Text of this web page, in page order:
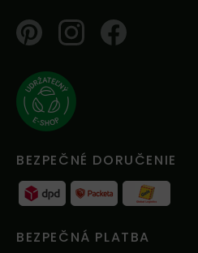
PinterestInstagramFacebook
BEZPEČNÉ DORUČENIE
BEZPEČNÁ PLATBA